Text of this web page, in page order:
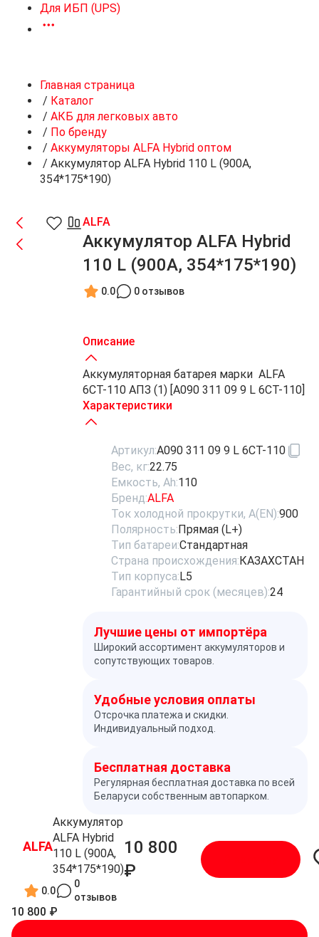
Для ИБП (UPS)
Главная страница
/ Каталог
/ АКБ для легковых авто
/ По бренду
/ Аккумуляторы ALFA Hybrid оптом
/ Аккумулятор ALFA Hybrid 110 L (900A,
354*175*190)
ALFA
Аккумулятор ALFA Hybrid
110 L (900A, 354*175*190)
0.0 0 отзывов
Описание
Аккумуляторная батарея марки ALFA
6СТ-110 АПЗ (1) [A090 311 09 9 L 6CT-110]
Характеристики
Артикул:A090 311 09 9 L 6CT-110
Вес, кг:22.75
Емкость, Ah:110
Бренд:ALFA
Ток холодной прокрутки, A(EN):900
Полярность:Прямая (L+)
Тип батареи:Стандартная
Страна происхождения:КАЗАХСТАН
Тип корпуса:L5
Гарантийный срок (месяцев):24
Лучшие цены от импортёра
Широкий ассортимент аккумуляторов и
сопутствующих товаров.
Удобные условия оплаты
Отсрочка платежа и скидки.
Индивидуальный подход.
Бесплатная доставка
Регулярная бесплатная доставка по всей
Беларуси собственным автопарком.
ALFA
Аккумулятор
ALFA Hybrid
110 L (900A,
354*175*190)
0.0
0
отзывов
10 800
₽
10 800 ₽